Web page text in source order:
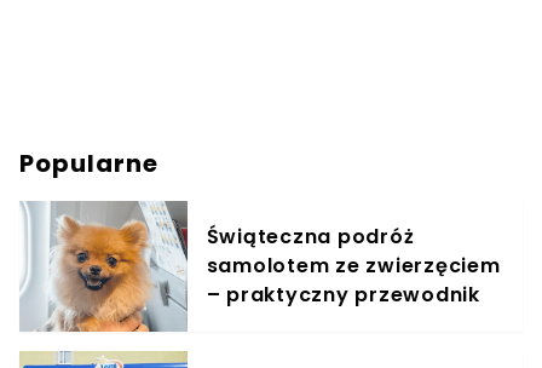
Popularne
Świąteczna podróż
samolotem ze zwierzęciem
– praktyczny przewodnik